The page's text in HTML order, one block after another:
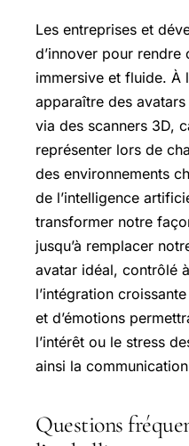
Les entreprises et
d’innover pour rendre
immersive et fluide. À
apparaître des
via des scanners 3D,
représenter lors de
des environnements
de l’intelligence
transformer notre
jusqu’à remplacer
avatar idéal, contrôlé
l’intégration
et d’émotions
l’intérêt ou le stress
ainsi la
Questions